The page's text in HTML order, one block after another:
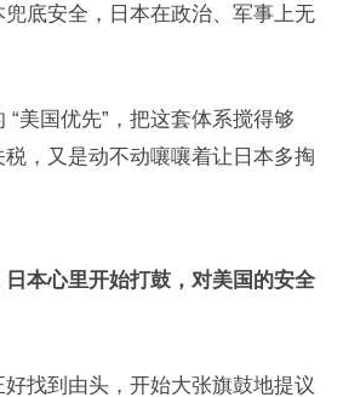
底安全，日本在政治、军事上无
“美国优先”，把这套体系搅得够
，又是动不动嚷嚷着让日本多掏
本心里开始打鼓，对美国的安全
找到由头，开始大张旗鼓地提议